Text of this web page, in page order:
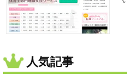
人気記事